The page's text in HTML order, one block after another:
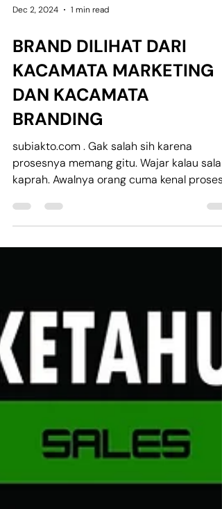
BRAND DILIHAT DARI
KACAMATA MARKETING
DAN KACAMATA
BRANDING
subiakto.com . Gak salah sih karena
prosesnya memang gitu. Wajar kalau salah
kaprah. Awalnya orang cuma kenal proses